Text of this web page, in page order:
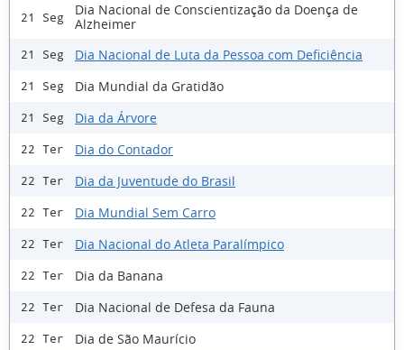
21 Seg
Dia Nacional de Conscientização da Doença de
Alzheimer
21 Seg Dia Nacional de Luta da Pessoa com Deficiência
21 Seg Dia Mundial da Gratidão
21 Seg Dia da Árvore
22 Ter Dia do Contador
22 Ter Dia da Juventude do Brasil
22 Ter Dia Mundial Sem Carro
22 Ter Dia Nacional do Atleta Paralímpico
22 Ter Dia da Banana
22 Ter Dia Nacional de Defesa da Fauna
22 Ter Dia de São Maurício